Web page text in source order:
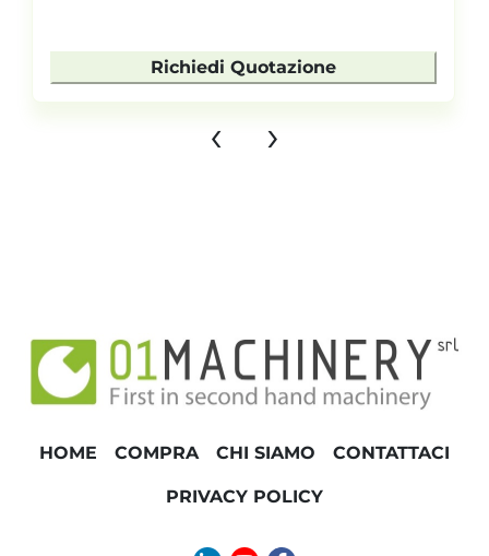
Richiedi Quotazione
‹ ›
HOME COMPRA CHI SIAMO CONTATTACI
PRIVACY POLICY